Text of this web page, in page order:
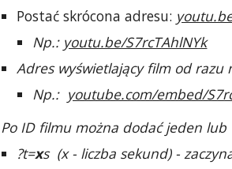
Postać skrócona adresu:
Np.: youtu.be/S7rcTAhlNYk
Adres wyświetlający film od razu
Np.: youtube.com/embed/
Po ID filmu można dodać jeden
?t=xs (x - liczba sekund) -